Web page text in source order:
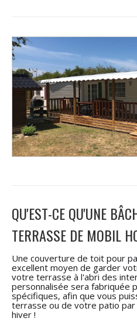
QU'EST-CE QU'UNE
TERRASSE DE MOBIL
Une couverture de toit pour
excellent moyen de garder
votre terrasse à l'abri des
personnalisée sera fabriquée
spécifiques, afin que vous
terrasse ou de votre patio
hiver !